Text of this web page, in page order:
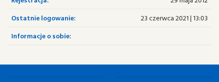
Ostatnie logowanie:
23 czerwca 2021 | 13:03
Informacje o sobie: